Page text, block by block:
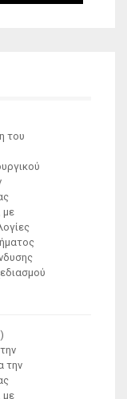
του
με
την
με